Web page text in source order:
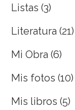
Listas (3)
Literatura (21)
Mi Obra (6)
Mis fotos (10)
Mis libros (5)